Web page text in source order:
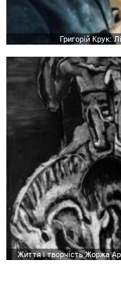
Григорій Крук:
Життя і творчість Жоржа